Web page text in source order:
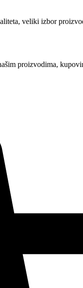
veliki izbor
proizvodima,